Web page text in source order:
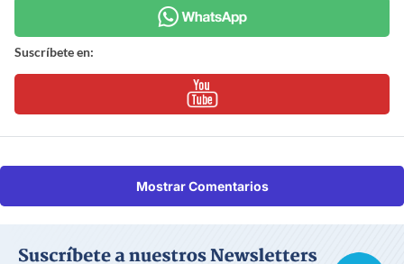
Suscríbete en:
Mostrar Comentarios